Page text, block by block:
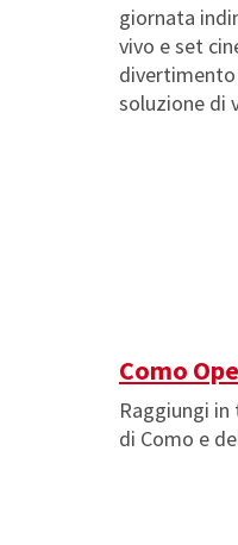
giornata
vivo e set
divertimento
soluzione di
Como
Raggiungi in
di Como e